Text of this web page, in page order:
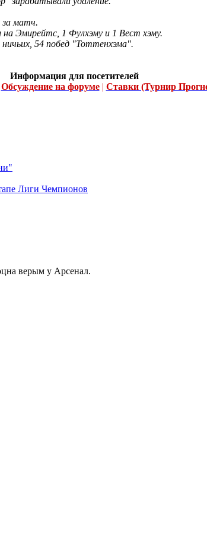
за матч.
на Эмирейтс, 1 Фулхэму и 1 Вест хэму.
54 побед "Тоттенхэма".
Информация для посетителей
Обсуждение на форуме| Ставки (Турнир
Лиги Чемпионов
верым у Арсенал.